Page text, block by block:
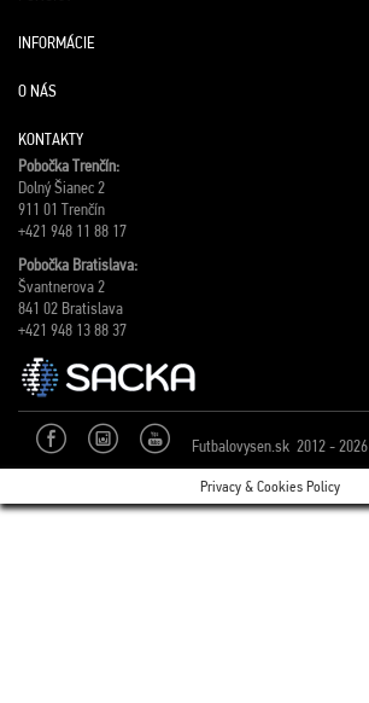
INFORMÁCIE
O NÁS
KONTAKTY
Pobočka Trenčín:
Dolný Šianec 2
911 01 Trenčín
+421 948 11 88 17
Pobočka Bratislava:
Švantnerova 2
841 02 Bratislava
+421 948 13 88 37
Futbalovysen.sk 2012 - 2026
Privacy & Cookies Policy